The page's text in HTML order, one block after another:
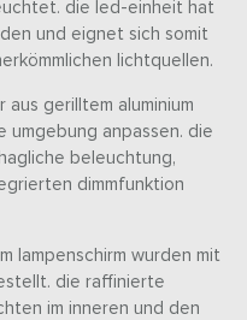
die led-einheit hat
und eignet sich somit
lichtquellen.
aus gerilltem aluminium
umgebung anpassen. die
beleuchtung,
dimmfunktion
lampenschirm wurden mit
die raffinierte
im inneren und den